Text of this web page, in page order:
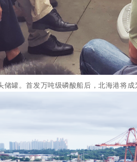
储罐。首发万吨级磷酸船后 ，北海港将